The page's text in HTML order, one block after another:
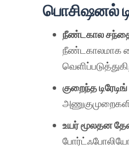
பொசிஷனல்
நீண்டகால சந்தை
நீண்டகாலமாக
குறைந்த
உயர் மூலதன